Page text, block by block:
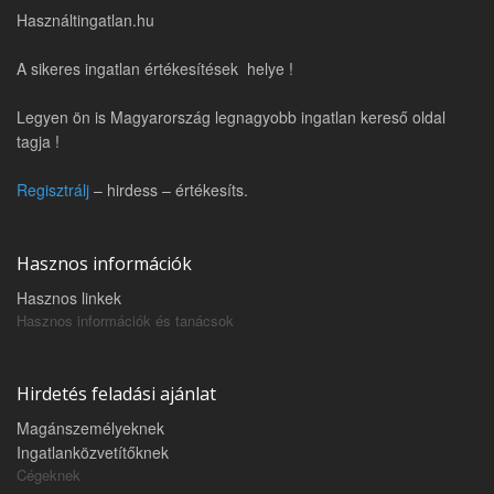
Használtingatlan.hu
A sikeres ingatlan értékesítések helye !
Legyen ön is Magyarország legnagyobb ingatlan kereső oldal
tagja !
Regisztrálj – hirdess – értékesíts.
Hasznos információk
Hasznos linkek
Hasznos információk és tanácsok
Hirdetés feladási ajánlat
Magánszemélyeknek
Ingatlanközvetítőknek
Cégeknek